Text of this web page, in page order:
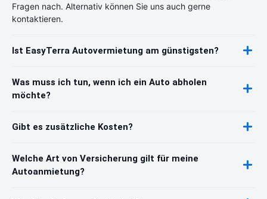
Fragen nach. Alternativ können Sie uns auch gerne
kontaktieren.
Ist EasyTerra Autovermietung am günstigsten?
Was muss ich tun, wenn ich ein Auto abholen
möchte?
Gibt es zusätzliche Kosten?
Welche Art von Versicherung gilt für meine
Autoanmietung?